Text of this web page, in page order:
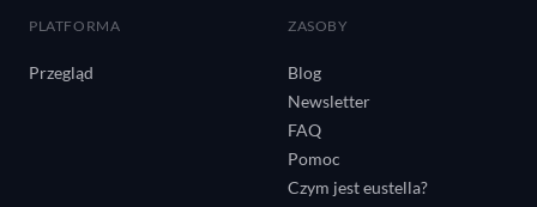
PLATFORMA
Przegląd
ZASOBY
Blog
Newsletter
FAQ
Pomoc
Czym jest eustella?